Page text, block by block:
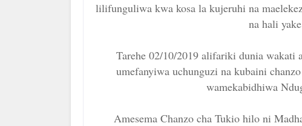
lilifunguliwa kwa kosa la kujeruhi na
na hali
Tarehe 02/10/2019 alifariki dunia wakati
umefanyiwa uchunguzi na kubaini
wamekabidhiwa
Amesema Chanzo cha Tukio hilo ni